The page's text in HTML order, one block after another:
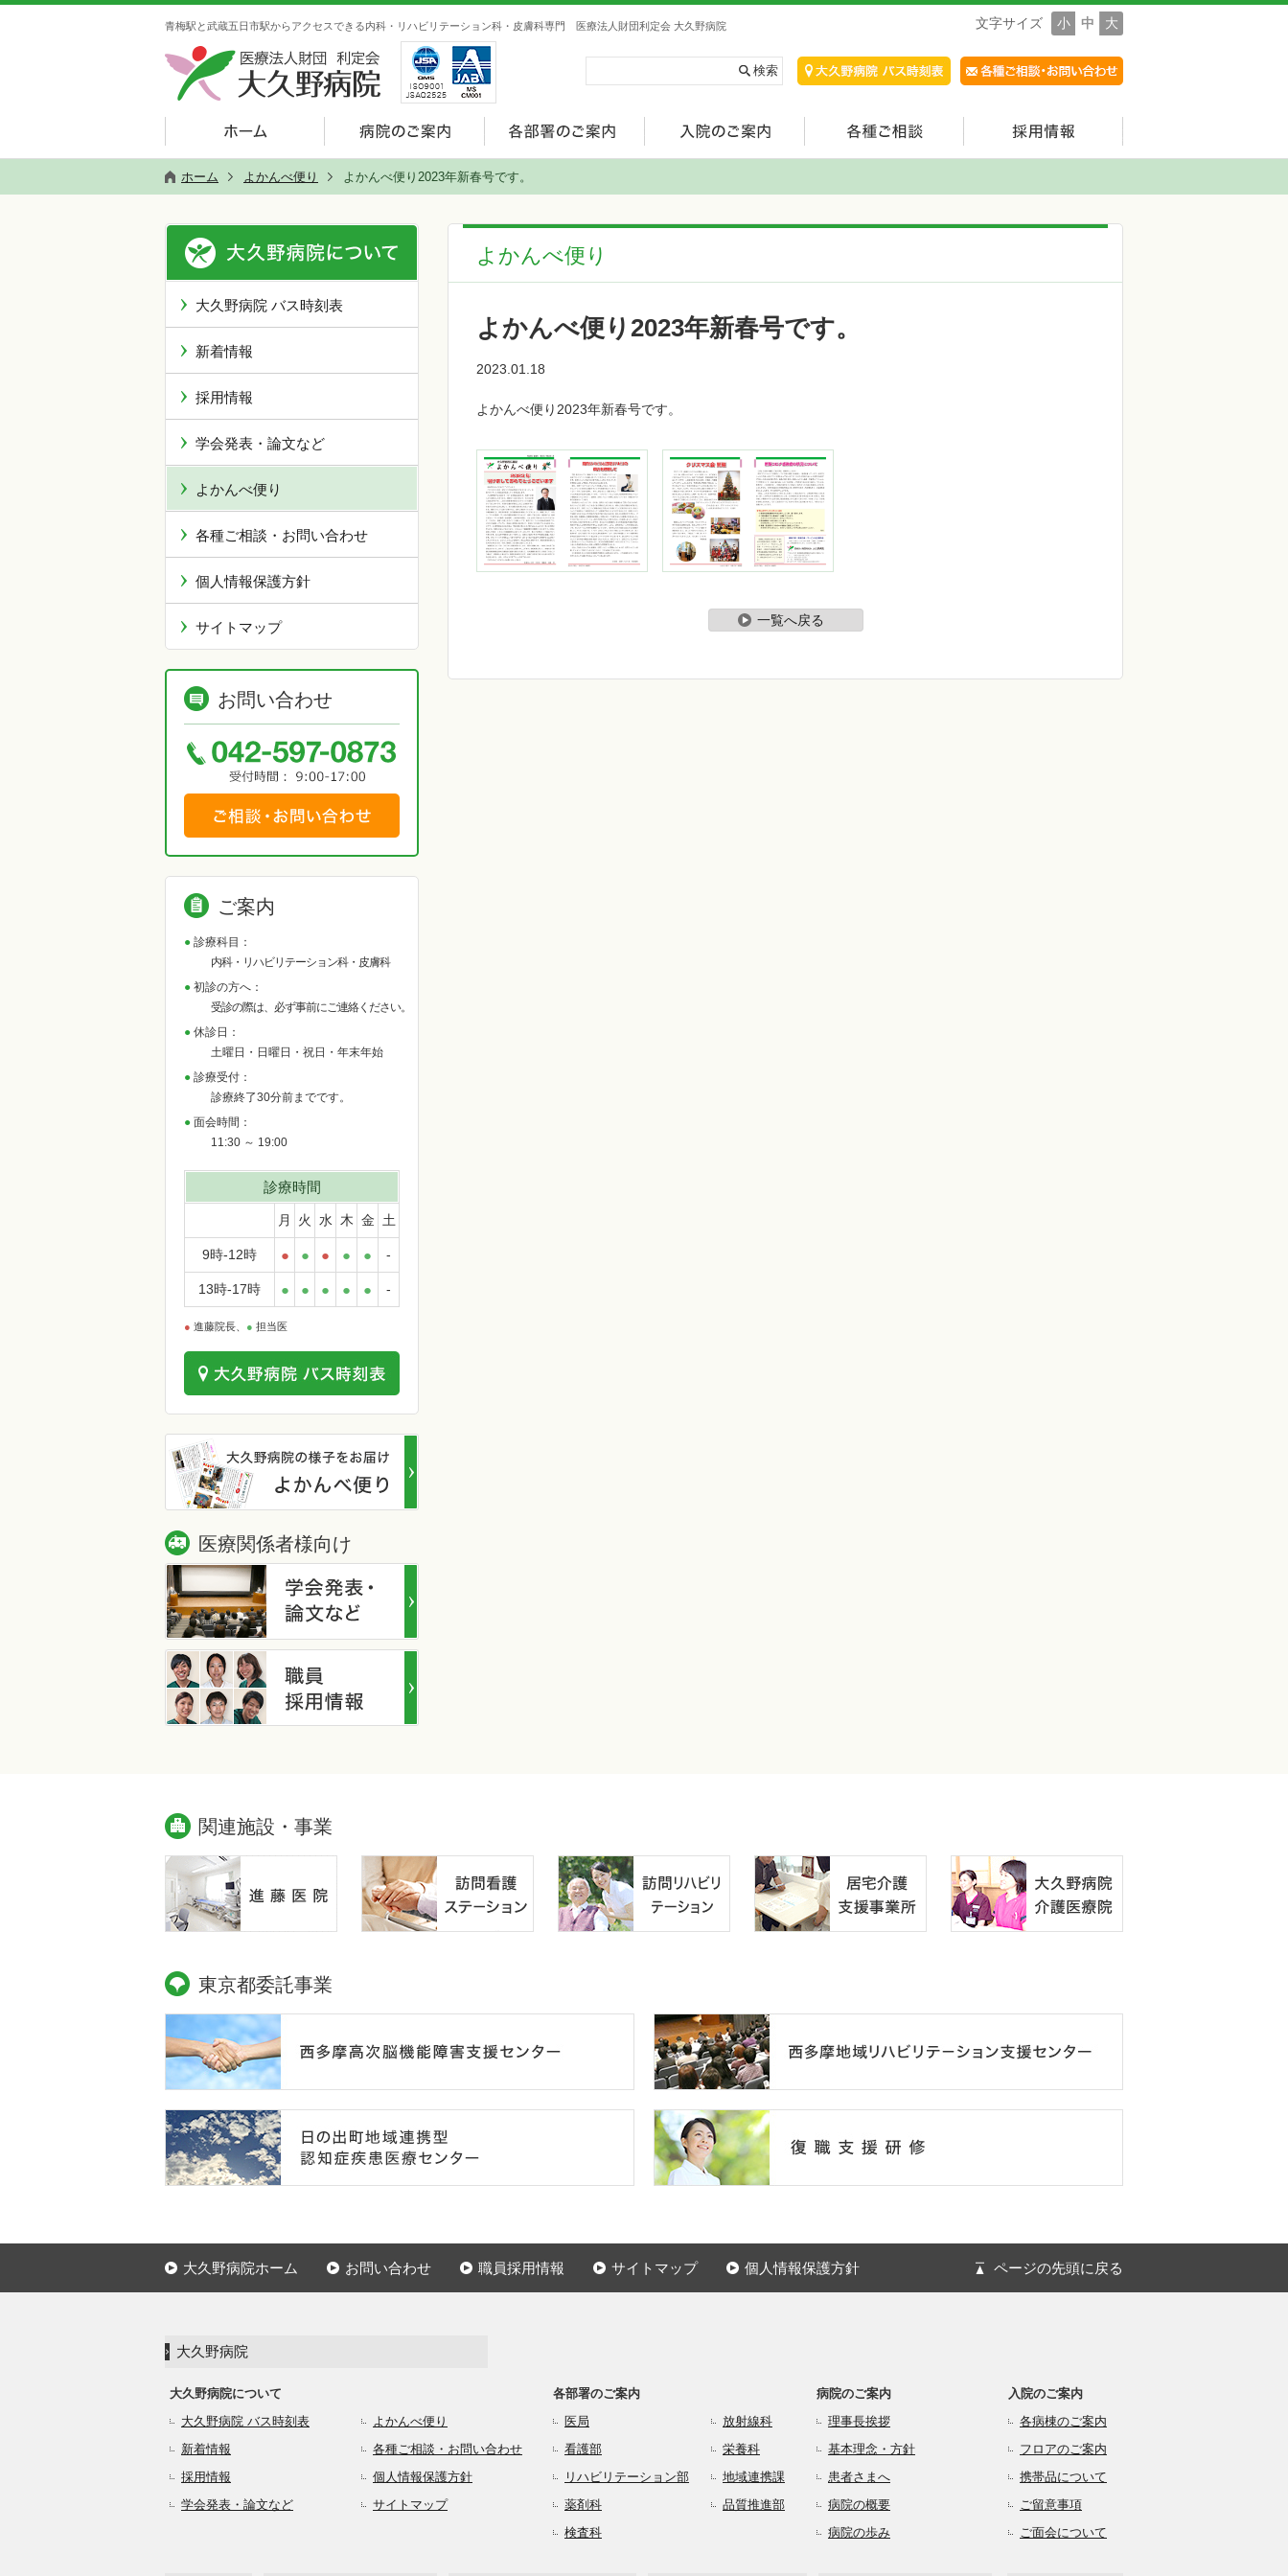
青梅駅と武蔵五日市駅からアクセスできる内科・リハビリテーション科・皮膚科専門 医療法人財団利定会 大久野病院 文字サイズ 小 中 大
ホーム よかんべ便り よかんべ便り2023年新春号です。
よかんべ便り
よかんべ便り2023年新春号です。
2023.01.18
よかんべ便り2023年新春号です。
一覧へ戻る
大久野病院 バス時刻表
新着情報
採用情報
学会発表・論文など
よかんべ便り
各種ご相談・お問い合わせ
個人情報保護方針
サイトマップ
お問い合わせ
ご案内
診療科目：
内科・リハビリテーション科・皮膚科
初診の方へ：
受診の際は、必ず事前にご連絡ください。
休診日：
土曜日・日曜日・祝日・年末年始
診療受付：
診療終了30分前までです。
面会時間：
11:30 ～ 19:00
診療時間
月 火 水 木 金 土
9時-12時 ● ● ● ● ● -
13時-17時 ● ● ● ● ● -
● 進藤院長、 ● 担当医
医療関係者様向け
関連施設・事業
東京都委託事業
大久野病院ホーム お問い合わせ 職員採用情報 サイトマップ 個人情報保護方針 ページの先頭に戻る
大久野病院
大久野病院について
大久野病院 バス時刻表
よかんべ便り
新着情報
各種ご相談・お問い合わせ
採用情報
個人情報保護方針
学会発表・論文など
サイトマップ
各部署のご案内
医局
放射線科
看護部
栄養科
リハビリテーション部
地域連携課
薬剤科
品質推進部
検査科
病院のご案内
理事長挨拶
基本理念・方針
患者さまへ
病院の概要
病院の歩み
入院のご案内
各病棟のご案内
フロアのご案内
携帯品について
ご留意事項
ご面会について